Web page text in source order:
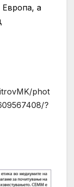
Европа, а
phot
?